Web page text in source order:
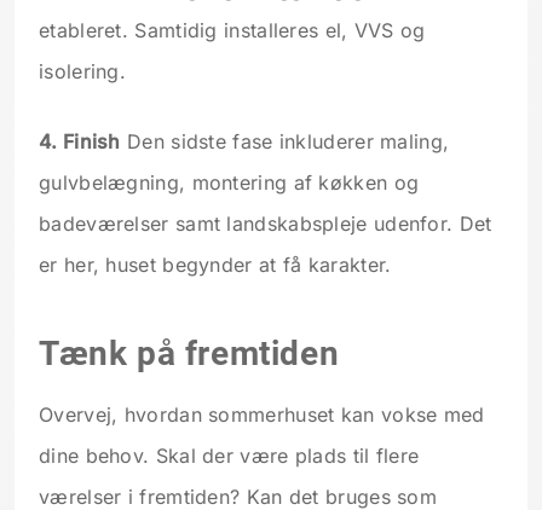
etableret. Samtidig installeres el, VVS og
isolering.
4. Finish Den sidste fase inkluderer maling,
gulvbelægning, montering af køkken og
badeværelser samt landskabspleje udenfor. Det
er her, huset begynder at få karakter.
Tænk på fremtiden
Overvej, hvordan sommerhuset kan vokse med
dine behov. Skal der være plads til flere
værelser i fremtiden? Kan det bruges som